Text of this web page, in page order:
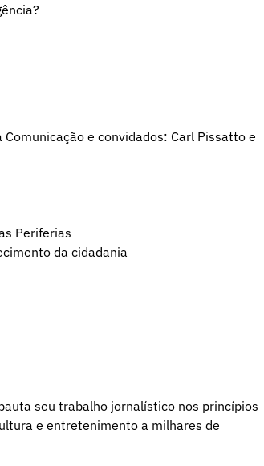
e convidados: Carl Pissatto e
Periferias
da cidadania
seu trabalho jornalístico nos princípios
e entretenimento a milhares de